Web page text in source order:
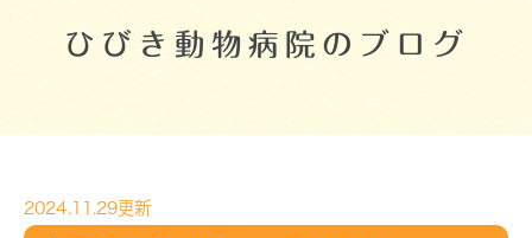
ひびき動物病院のブログ
2024.11.29更新